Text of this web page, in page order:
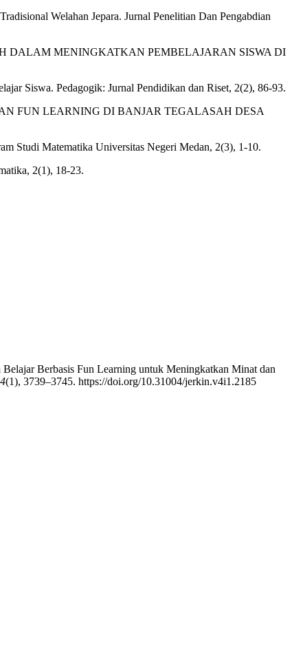
Welahan Jepara. Jurnal Penelitian Dan Pengabdian
DALAM MENINGKATKAN PEMBELAJARAN SISWA DI
Siswa. Pedagogik: Jurnal Pendidikan dan Riset, 2(2), 86-93.
FUN LEARNING DI BANJAR TEGALASAH DESA
Studi Matematika Universitas Negeri Medan, 2(3), 1-10.
2(1), 18-23.
Berbasis Fun Learning untuk Meningkatkan Minat dan
4(1), 3739–3745. https://doi.org/10.31004/jerkin.v4i1.2185